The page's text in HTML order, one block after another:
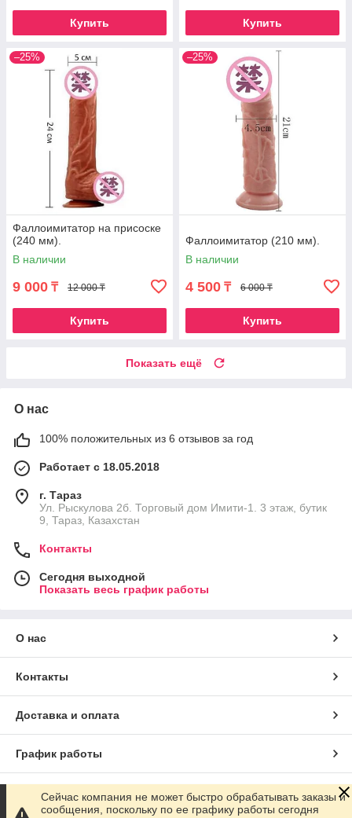
Купить Купить
–25%
Фаллоимитатор на присоске
(240 мм).
В наличии
9 000 ₸ 12 000 ₸
Купить
–25%
Фаллоимитатор (210 мм).
В наличии
4 500 ₸ 6 000 ₸
Купить
Показать ещё
О нас
100% положительных из 6 отзывов за год
Работает с 18.05.2018
г. Тараз
Ул. Рыскулова 2б. Торговый дом Имити-1. 3 этаж, бутик
9, Тараз, Казахстан
Контакты
Сегодня выходной
Показать весь график работы
О нас
Контакты
Доставка и оплата
График работы
Полная версия сайта
Сейчас компания не может быстро обрабатывать заказы и
сообщения, поскольку по ее графику работы сегодня